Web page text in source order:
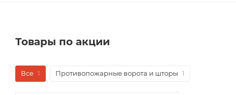
Товары по акции
Все 1 Противопожарные ворота и шторы 1